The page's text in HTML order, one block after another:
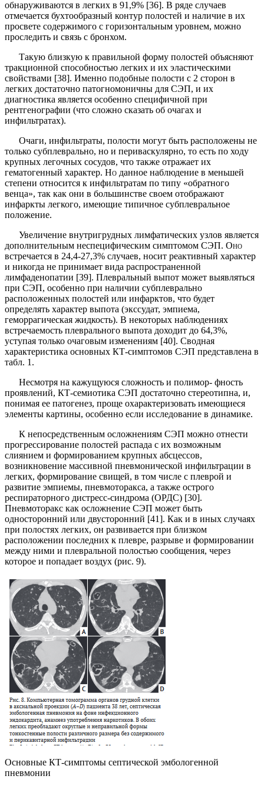
обнаруживаются в легких в 91,9% [36]. В ряде случаев
отмечается бухто­образный контур полостей и наличие в их
просвете содержимого с горизонтальным уровнем, можно
про­следить и связь с бронхом.
Такую близкую к правиль­ной форму полостей объясняют
тракционной способ­ностью легких и их эластическими
свойствами [38]. Именно подобные полости с 2 сторон в
легких доста­точно патогномоничны для СЭП, и их
диагностика является особенно специфичной при
рентгенографии (что сложно сказать об очагах и
инфильтратах).
Очаги, инфильтраты, полости могут быть располо­жены не
только субплеврально, но и периваскулярно, то есть по ходу
крупных легочных сосудов, что также отражает их
гематогенный характер. Но данное наблю­дение в меньшей
степени относится к инфильтратам по типу «обратного
венца», так как они в большинс­тве своем отображают
инфаркты легкого, имеющие типичное субплевральное
положение.
Увеличение внутригрудных лимфатических узлов является
дополнительным неспецифическим симпто­мом СЭП. Оно
встречается в 24,4-27,3% случаев, носит реактивный характер
и никогда не принимает вида распространенной
лимфаденопатии [39]. Плевральный выпот может выявляться
при СЭП, особенно при нали­чии субплеврально
расположенных полостей или инфарктов, что будет
определять характер выпота (экссудат, эмпиема,
геморрагическая жидкость). В некоторых наблюдениях
встречаемость плеврального выпота доходит до 64,3%,
уступая только очаговым изменениям [40]. Сводная
характеристика основных КТ-симптомов СЭП представлена в
табл. 1.
Несмотря на кажущуюся сложность и полимор- фность
проявлений, КТ-семиотика СЭП достаточно стереотипна, и,
понимая ее патогенез, проще охарак­теризовать имеющиеся
элементы картины, особенно если исследование в динамике.
К непосредственным осложнениям СЭП можно отнести
прогрессирование полостей распада с их воз­можным
слиянием и формированием крупных абс­цессов,
возникновение массивной пневмонической инфильтрации в
легких, формирование свищей, в том числе с плеврой и
развитие эмпиемы, пневмоторакса, а также острого
респираторного дистресс-синдрома (ОРДС) [30].
Пневмоторакс как осложнение СЭП может быть
односторонний или двусторонний [41]. Как и в иных случаях
при полостях легких, он развивается при близком
расположении последних к плевре, разрыве и формировании
между ними и плевральной полостью сообщения, через
которое и попадает воздух (рис. 9).
Основные КТ-симптомы септической эмбологенной
пневмонии